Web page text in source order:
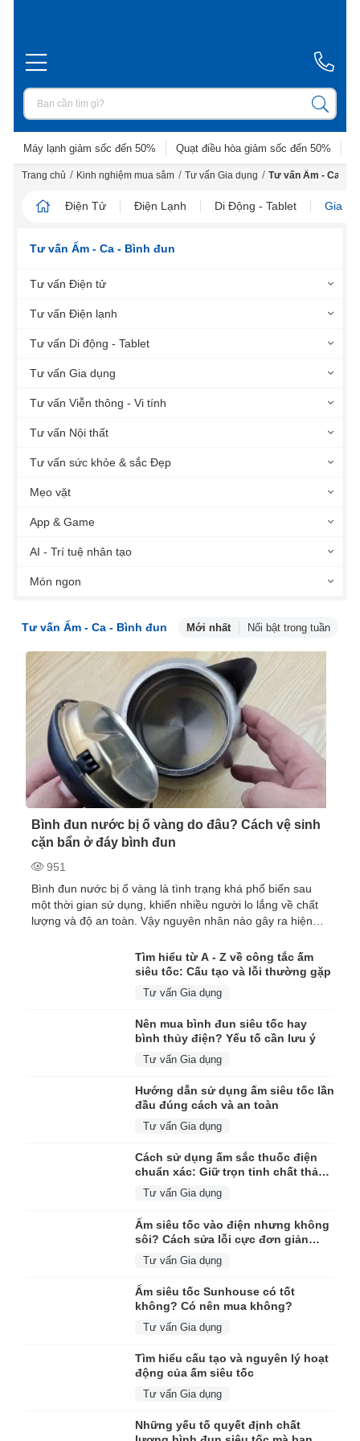
Máy lạnh giảm sốc đến 50% Quạt điều hòa giảm sốc đến 50%
Trang chủ / Kinh nghiệm mua sắm / Tư vấn Gia dụng / Tư vấn Ấm - Ca -
Điện Tử Điện Lạnh Di Động - Tablet Gia
Tư vấn Ấm - Ca - Bình đun
Tư vấn Điện tử
Tư vấn Điện lạnh
Tư vấn Di động - Tablet
Tư vấn Gia dụng
Tư vấn Viễn thông - Vi tính
Tư vấn Nội thất
Tư vấn sức khỏe & sắc Đẹp
Mẹo vặt
App & Game
AI - Trí tuệ nhân tạo
Món ngon
Tư vấn Ấm - Ca - Bình đun Mới nhất Nổi bật trong tuần
Bình đun nước bị ố vàng do đâu? Cách vệ sinh
cặn bẩn ở đáy bình đun
951
Bình đun nước bị ố vàng là tình trạng khá phổ biến sau
một thời gian sử dụng, khiến nhiều người lo lắng về chất
lượng và độ an toàn. Vậy nguyên nhân nào gây ra hiện
Tìm hiểu từ A - Z về công tắc ấm
siêu tốc: Cấu tạo và lỗi thường gặp
Tư vấn Gia dụng
Nên mua bình đun siêu tốc hay
bình thủy điện? Yếu tố cần lưu ý
Tư vấn Gia dụng
Hướng dẫn sử dụng ấm siêu tốc lần
đầu đúng cách và an toàn
Tư vấn Gia dụng
Cách sử dụng ấm sắc thuốc điện
chuẩn xác: Giữ trọn tinh chất thảo
dược
Tư vấn Gia dụng
Ấm siêu tốc vào điện nhưng không
sôi? Cách sửa lỗi cực đơn giản
ngay tại nhà
Tư vấn Gia dụng
Ấm siêu tốc Sunhouse có tốt
không? Có nên mua không?
Tư vấn Gia dụng
Tìm hiểu cấu tạo và nguyên lý hoạt
động của ấm siêu tốc
Tư vấn Gia dụng
Những yếu tố quyết định chất